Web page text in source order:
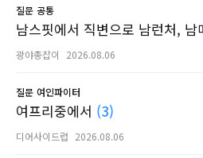
질문 공통
남스핏에서 직변으로 남런처,
광야총잡이 2026.08.06
질문 여인파이터
여프리중에서 (3)
디어사이드럽 2026.08.06